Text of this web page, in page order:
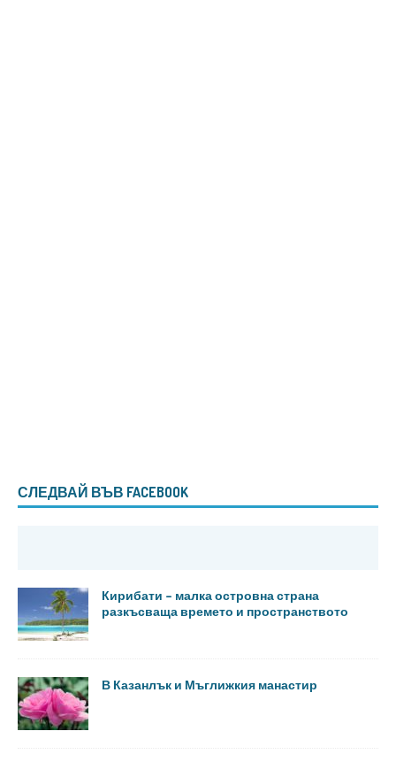
СЛЕДВАЙ ВЪВ FACEBOOK
Кирибати – малка островна страна
разкъсваща времето и пространството
В Казанлък и Мъглижкия манастир